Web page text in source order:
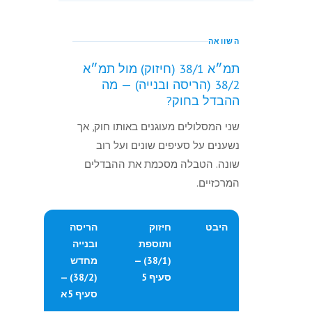
בבית המשותף, לפי החלק
ברכוש המשותף הצמוד לכל
דירה.
מחדש
המשותף שמטרתה הריסת בניין
קיים והקמתו מחדש בהתאם
מראש של כל בעלי הדירות;
ואולם רשאי המפקח, אף אם לא
התקבלה החלטה מראש של כל
בעלי הדירות בבית משותף שיש
השוואה
תמ״א 38/1 (חיזוק) מול תמ״א
38/2 (הריסה ובנייה) — מה
ההבדל בחוק?
שני המסלולים מעוגנים באותו חוק, אך
נשענים על סעיפים שונים ועל רוב
שונה. הטבלה מסכמת את ההבדלים
המרכזיים.
היבט
חיזוק
ותוספת
(38/1) —
סעיף 5
הריסה
ובנייה
מחדש
(38/2) —
סעיף 5א